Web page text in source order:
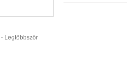
- Legtöbbször